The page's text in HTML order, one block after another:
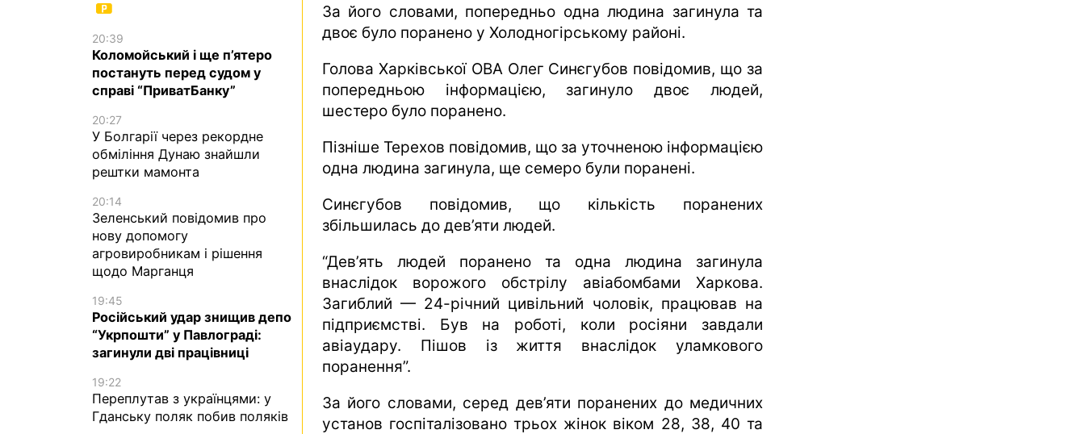
За його словами, попередньо одна людина загинула та
двоє було поранено у Холодногірському районі.
Голова Харківської ОВА Олег Синєгубов повідомив, що за
попередньою інформацією, загинуло двоє людей,
шестеро було поранено.
Пізніше Терехов повідомив, що за уточненою інформацією
одна людина загинула, ще семеро були поранені.
Синєгубов повідомив, що кількість поранених
збільшилась до дев’яти людей.
“Дев’ять людей поранено та одна людина загинула
внаслідок ворожого обстрілу авіабомбами Харкова.
Загиблий — 24-річний цивільний чоловік, працював на
підприємстві. Був на роботі, коли росіяни завдали
авіаудару. Пішов із життя внаслідок уламкового
поранення”.
За його словами, серед дев’яти поранених до медичних
установ госпіталізовано трьох жінок віком 28, 38, 40 та
20:39
Коломойський і ще п’ятеро
постануть перед судом у
справі “ПриватБанку”
20:27
У Болгарії через рекордне
обміління Дунаю знайшли
рештки мамонта
20:14
Зеленський повідомив про
нову допомогу
агровиробникам і рішення
щодо Марганця
19:45
Російський удар знищив депо
“Укрпошти” у Павлограді:
загинули дві працівниці
19:22
Переплутав з українцями: у
Гданську поляк побив поляків